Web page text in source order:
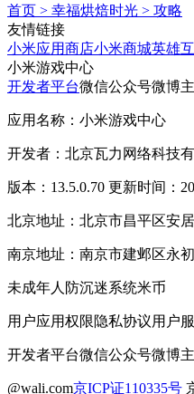
首页 > 幸福烘焙时光 > 攻略
友情链接
小米应用商店小米商城英雄
小米游戏中心
开发者平台微信公众号微博
应用名称：小米游戏中心
开发者：北京瓦力网络科技
版本：13.5.0.70 更新时间：
北京地址：北京市昌平区安
南京地址：南京市建邺区永
未成年人防沉迷系统米币
用户应用权限隐私协议用户
开发者平台微信公众号微博
@wali.com京ICP证110335号